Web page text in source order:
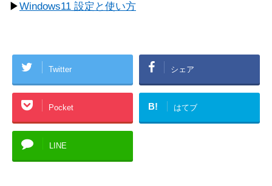
▶Windows11 設定と使い方
Twitter シェア
Pocket B! はてブ
LINE